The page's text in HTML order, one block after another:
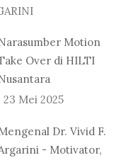
Motion
Over di HILTI
23 Mei 2025
Dr. Vivid F.
- Motivator,